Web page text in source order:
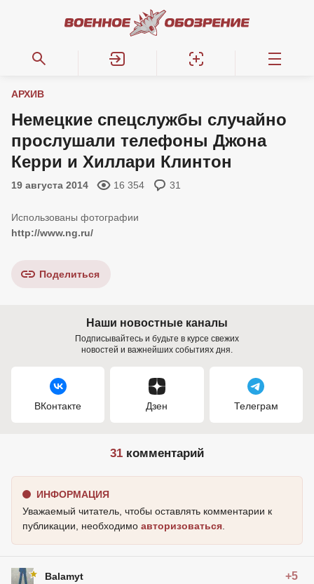
АРХИВ
Немецкие спецслужбы случайно
прослушали телефоны Джона
Керри и Хиллари Клинтон
19 августа 2014 16 354 31
http://www.ng.ru/
Поделиться
Наши новостные каналы
Подписывайтесь и будьте в курсе свежих
новостей и важнейших событиях дня.
ВКонтакте Дзен Телеграм
31 комментарий
ИНФОРМАЦИЯ
Уважаемый читатель, чтобы оставлять комментарии к
публикации, необходимо авторизоваться
Balamyt +5